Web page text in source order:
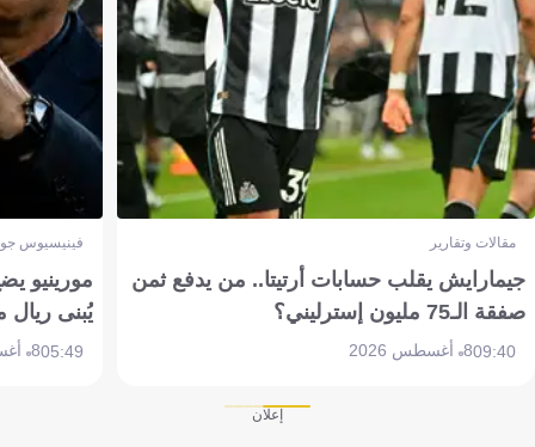
مقالات وتقارير
جيمارايش يقلب حسابات أرتيتا.. من يدفع ثمن
صفقة الـ75 مليون إسترليني؟
09:408 أغسطس 2026
فينيسيوس
مورينيو
يُبنى ريال
05:498 أغسطس 2026
إعلان